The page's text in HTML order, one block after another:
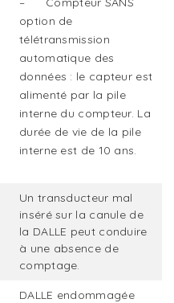
option de
télétransmission
automatique des
données : le capteur est
alimenté par la pile
interne du compteur. La
durée de vie de la pile
interne est de 10 ans.
Un transducteur mal
inséré sur la canule de
la DALLE peut conduire
à une absence de
comptage.
DALLE endommagée